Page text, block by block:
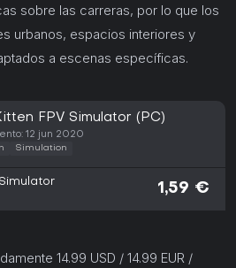
sobre las carreras, por lo que los
urbanos, espacios interiores y
a escenas específicas.
FPV Simulator (PC)
12 jun 2020
Simulation
1,59 €
14.99 USD / 14.99 EUR /